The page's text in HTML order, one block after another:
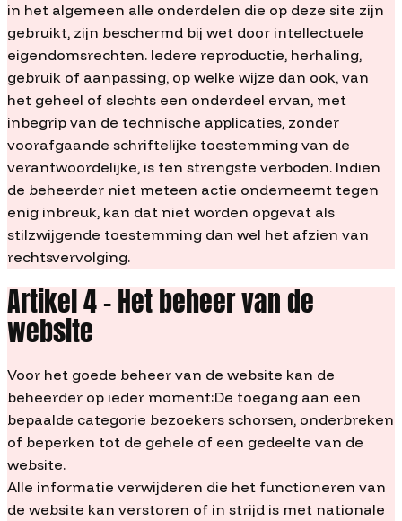
in het algemeen alle onderdelen die op deze site zijn
gebruikt, zijn beschermd bij wet door intellectuele
eigendomsrechten. Iedere reproductie, herhaling,
gebruik of aanpassing, op welke wijze dan ook, van
het geheel of slechts een onderdeel ervan, met
inbegrip van de technische applicaties, zonder
voorafgaande schriftelijke toestemming van de
verantwoordelijke, is ten strengste verboden. Indien
de beheerder niet meteen actie onderneemt tegen
enig inbreuk, kan dat niet worden opgevat als
stilzwijgende toestemming dan wel het afzien van
rechtsvervolging.
Artikel 4 – Het beheer van de
website
Voor het goede beheer van de website kan de
beheerder op ieder moment:De toegang aan een
bepaalde categorie bezoekers schorsen, onderbreken
of beperken tot de gehele of een gedeelte van de
website.
Alle informatie verwijderen die het functioneren van
de website kan verstoren of in strijd is met nationale